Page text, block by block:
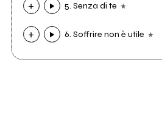
5. Senza di te
6. Soffrire non è utile